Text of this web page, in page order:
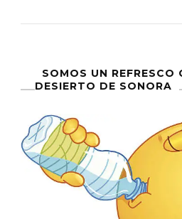
SOMOS UN REFRESCO
DESIERTO DE SONORA